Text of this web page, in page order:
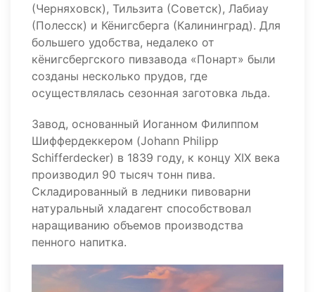
(Черняховск), Тильзита (Советск), Лабиау
(Полесск) и Кёнигсберга (Калининград). Для
большего удобства, недалеко от
кёнигсбергского пивзавода «Понарт» были
созданы несколько прудов, где
осуществлялась сезонная заготовка льда.
Завод, основанный Иоганном Филиппом
Шиффердеккером (Johann Philipp
Schifferdecker) в 1839 году, к концу XIX века
производил 90 тысяч тонн пива.
Складированный в ледники пивоварни
натуральный хладагент способствовал
наращиванию объемов производства
пенного напитка.